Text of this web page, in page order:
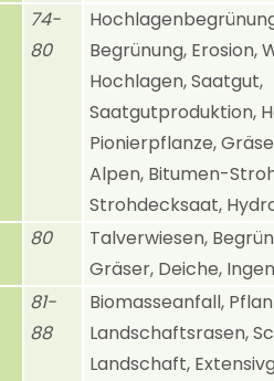
74-
80
Begrünung, Erosion,
Hochlagen, Saatgut,
Saatgutproduktion,
Pionierpflanze,
Alpen, Bitumen-
Strohdecksaat,
80
Talverwiesen,
Gräser, Deiche,
81-
88
Biomasseanfall,
Landschaftsrasen,
Landschaft,